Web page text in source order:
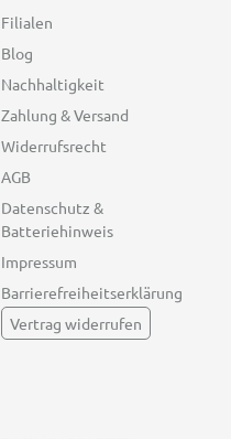
Filialen
Blog
Nachhaltigkeit
Zahlung & Versand
Widerrufsrecht
AGB
Datenschutz &
Batteriehinweis
Impressum
Barrierefreiheitserklärung
Vertrag widerrufen